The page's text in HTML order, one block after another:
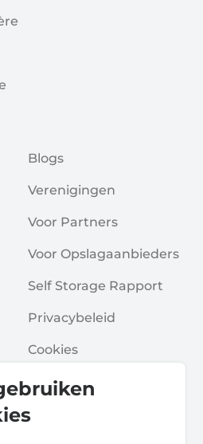
Blogs
Verenigingen
Voor Partners
Voor Opslagaanbieders
Self Storage Rapport
Privacybeleid
Cookies
Algemene Voorwaarde